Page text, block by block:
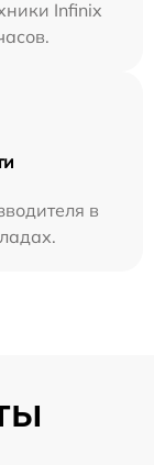
Infinix
в